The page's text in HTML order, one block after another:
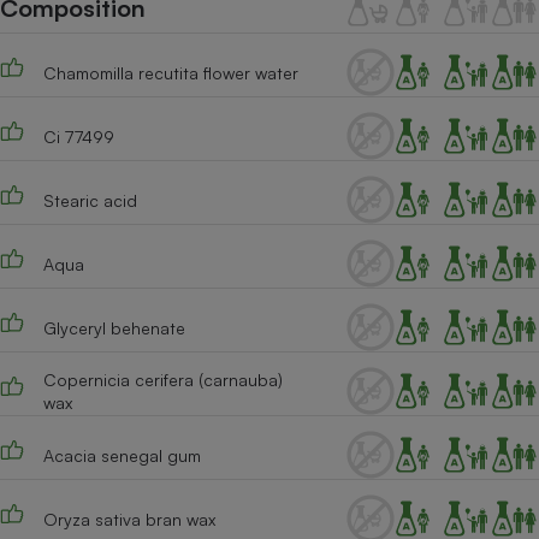
Composition
Chamomilla recutita flower water
Ci 77499
Stearic acid
Aqua
Glyceryl behenate
Copernicia cerifera (carnauba)
wax
Acacia senegal gum
Oryza sativa bran wax
Plaque de cuisson à
induction
Climatiseur -
Ventilateur
Téléphone mobile -
Antivirus
Climatiseur -
Ventilateur